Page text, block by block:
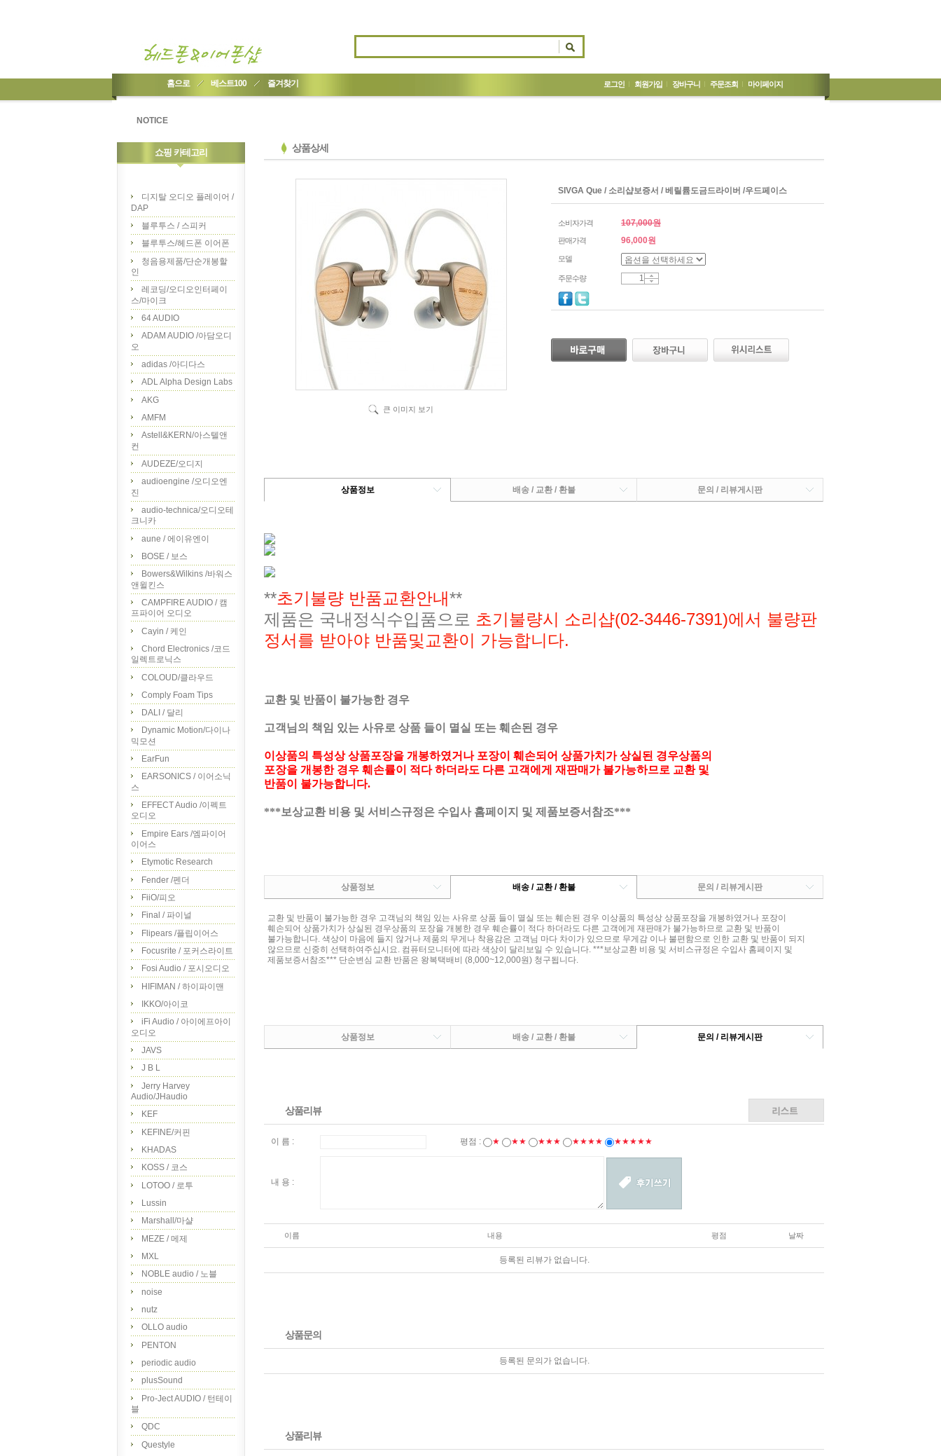
홈으로 베스트100 즐겨찾기 로그인 회원가입 장바구니 주문조회 마이페이지
NOTICE
쇼핑 카테고리
디지탈 오디오 플레이어 /
DAP
블루투스 / 스피커
블루투스/헤드폰 이어폰
청음용제품/단순개봉할
인
레코딩/오디오인터페이
스/마이크
64 AUDIO
ADAM AUDIO /아담오디
오
adidas /아디다스
ADL Alpha Design Labs
AKG
AMFM
Astell&KERN/아스텔앤
컨
AUDEZE/오디지
audioengine /오디오엔
진
audio-technica/오디오테
크니카
aune / 에이유엔이
BOSE / 보스
Bowers&Wilkins /바워스
앤윌킨스
CAMPFIRE AUDIO / 캠
프파이어 오디오
Cayin / 케인
Chord Electronics /코드
일렉트로닉스
COLOUD/클라우드
Comply Foam Tips
DALI / 달리
Dynamic Motion/다이나
믹모션
EarFun
EARSONICS / 이어소닉
스
EFFECT Audio /이펙트
오디오
Empire Ears /엠파이어
이어스
Etymotic Research
Fender /펜더
FiiO/피오
Final / 파이널
Flipears /플립이어스
Focusrite / 포커스라이트
Fosi Audio / 포시오디오
HIFIMAN / 하이파이맨
IKKO/아이코
iFi Audio / 아이에프아이
오디오
JAVS
J B L
Jerry Harvey
Audio/JHaudio
KEF
KEFINE/커핀
KHADAS
KOSS / 코스
LOTOO / 로투
Lussin
Marshall/마샬
MEZE / 메제
MXL
NOBLE audio / 노블
noise
nutz
OLLO audio
PENTON
periodic audio
plusSound
Pro-Ject AUDIO / 턴테이
블
QDC
Questyle
상품상세
큰 이미지 보기
SIVGA Que / 소리샵보증서 / 베릴륨도금드라이버 /우드페이스
소비자가격 107,000원
판매가격 96,000원
모델
주문수량
상품정보 배송 / 교환 / 환불 문의 / 리뷰게시판
**초기불량 반품교환안내**
제품은 국내정식수입품으로 초기불량시 소리샵(02-3446-7391)에서 불량판
정서를 받아야 반품및교환이 가능합니다.
교환 및 반품이 불가능한 경우
고객님의 책임 있는 사유로 상품 들이 멸실 또는 훼손된 경우
이상품의 특성상 상품포장을 개봉하였거나 포장이 훼손되어 상품가치가 상실된 경우상품의
포장을 개봉한 경우 훼손률이 적다 하더라도 다른 고객에게 재판매가 불가능하므로 교환 및
반품이 불가능합니다.
***보상교환 비용 및 서비스규정은 수입사 홈페이지 및 제품보증서참조***
상품정보 배송 / 교환 / 환불 문의 / 리뷰게시판
교환 및 반품이 불가능한 경우 고객님의 책임 있는 사유로 상품 들이 멸실 또는 훼손된 경우 이상품의 특성상 상품포장을 개봉하였거나 포장이
훼손되어 상품가치가 상실된 경우상품의 포장을 개봉한 경우 훼손률이 적다 하더라도 다른 고객에게 재판매가 불가능하므로 교환 및 반품이
불가능합니다. 색상이 마음에 들지 않거나 제품의 무게나 착용감은 고객님 마다 차이가 있으므로 무게감 이나 불편함으로 인한 교환 및 반품이 되지
않으므로 신중히 선택하여주십시요. 컴퓨터모니터에 따라 색상이 달리보일 수 있습니다. ***보상교환 비용 및 서비스규정은 수입사 홈페이지 및
제품보증서참조*** 단순변심 교환 반품은 왕복택배비 (8,000~12,000원) 청구됩니다.
상품정보 배송 / 교환 / 환불 문의 / 리뷰게시판
상품리뷰
이 름 : 평점 : ★ ★★ ★★★ ★★★★ ★★★★★
내 용 :
이름 내용 평점 날짜
등록된 리뷰가 없습니다.
상품문의
등록된 문의가 없습니다.
상품리뷰